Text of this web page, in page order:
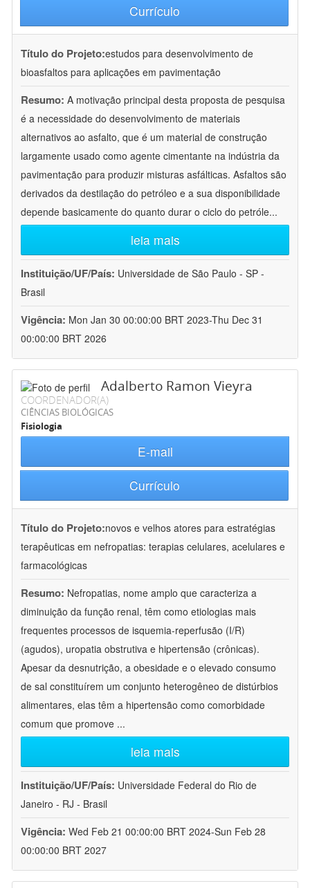
Currículo
Título do Projeto:estudos para desenvolvimento de
bioasfaltos para aplicações em pavimentação
Resumo: A motivação principal desta proposta de pesquisa
é a necessidade do desenvolvimento de materiais
alternativos ao asfalto, que é um material de construção
largamente usado como agente cimentante na indústria da
pavimentação para produzir misturas asfálticas. Asfaltos são
derivados da destilação do petróleo e a sua disponibilidade
depende basicamente do quanto durar o ciclo do petróle...
leia mais
Instituição/UF/País: Universidade de São Paulo - SP -
Brasil
Vigência: Mon Jan 30 00:00:00 BRT 2023-Thu Dec 31
00:00:00 BRT 2026
Adalberto Ramon Vieyra
COORDENADOR(A)
CIÊNCIAS BIOLÓGICAS
Fisiologia
E-mail
Currículo
Título do Projeto:novos e velhos atores para estratégias
terapêuticas em nefropatias: terapias celulares, acelulares e
farmacológicas
Resumo: Nefropatias, nome amplo que caracteriza a
diminuição da função renal, têm como etiologias mais
frequentes processos de isquemia-reperfusão (I/R)
(agudos), uropatia obstrutiva e hipertensão (crônicas).
Apesar da desnutrição, a obesidade e o elevado consumo
de sal constituírem um conjunto heterogêneo de distúrbios
alimentares, elas têm a hipertensão como comorbidade
comum que promove ...
leia mais
Instituição/UF/País: Universidade Federal do Rio de
Janeiro - RJ - Brasil
Vigência: Wed Feb 21 00:00:00 BRT 2024-Sun Feb 28
00:00:00 BRT 2027